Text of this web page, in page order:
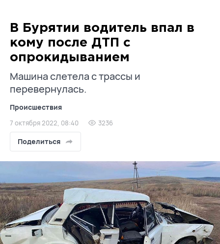
В Бурятии водитель впал в
кому после ДТП с
опрокидыванием
Машина слетела с трассы и
перевернулась.
Происшествия
7 октября 2022, 08:40 3236
Поделиться